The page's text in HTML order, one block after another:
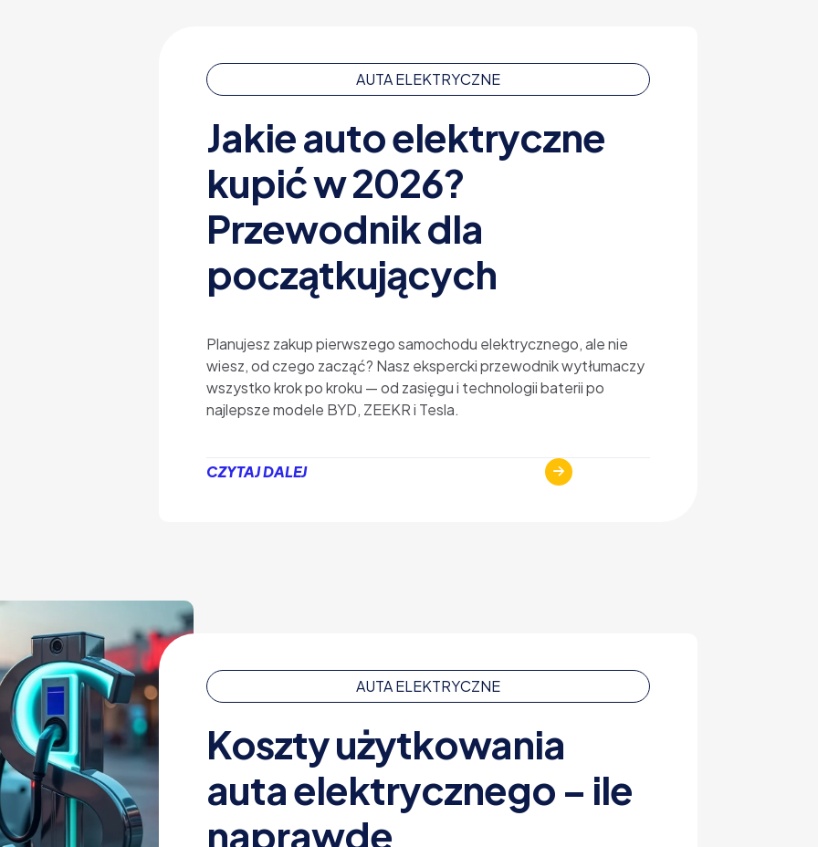
AUTA ELEKTRYCZNE
Jakie auto elektryczne
kupić w 2026?
Przewodnik dla
początkujących
Planujesz zakup pierwszego samochodu elektrycznego, ale nie
wiesz, od czego zacząć? Nasz ekspercki przewodnik wytłumaczy
wszystko krok po kroku — od zasięgu i technologii baterii po
najlepsze modele BYD, ZEEKR i Tesla.
CZYTAJ DALEJ
AUTA ELEKTRYCZNE
Koszty użytkowania
auta elektrycznego – ile
naprawdę